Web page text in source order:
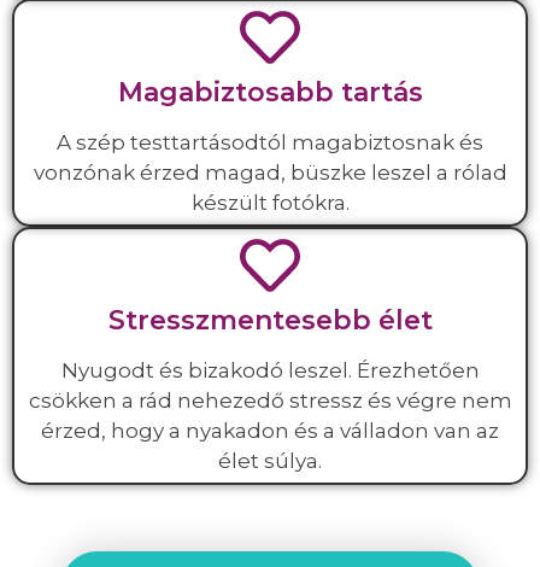
Magabiztosabb tartás
A szép testtartásodtól magabiztosnak és
vonzónak érzed magad, büszke leszel a rólad
készült fotókra.
Stresszmentesebb élet
Nyugodt és bizakodó leszel. Érezhetően
csökken a rád nehezedő stressz és végre nem
érzed, hogy a nyakadon és a válladon van az
élet súlya.